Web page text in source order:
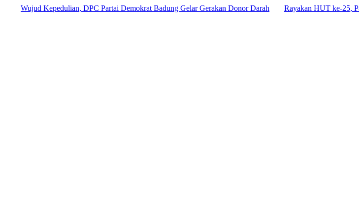
Wujud Kepedulian, DPC Partai Demokrat Badung Gelar Gerakan Donor Darah
Rayakan HUT ke-25, Partai